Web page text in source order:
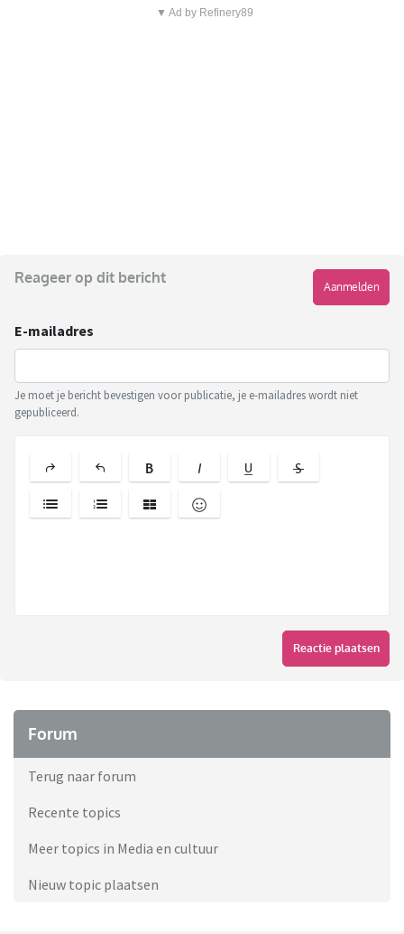
▼ Ad by Refinery89
Reageer op dit bericht
Aanmelden
E-mailadres
Je moet je bericht bevestigen voor publicatie, je e-mailadres wordt niet
gepubliceerd.
Reactie plaatsen
Forum
Terug naar forum
Recente topics
Meer topics in Media en cultuur
Nieuw topic plaatsen